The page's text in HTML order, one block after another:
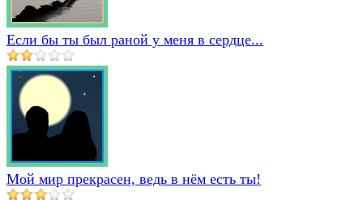
Если бы ты был раной у меня в сердце...
Мой мир прекрасен, ведь в нём есть ты!